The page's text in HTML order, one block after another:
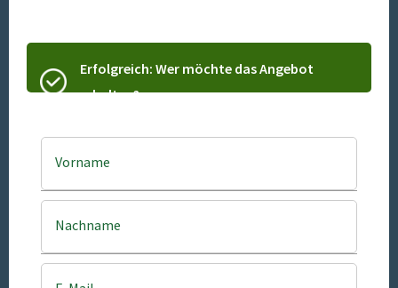
Erfolgreich: Wer möchte das Angebot
erhalten?
Vorname
Nachname